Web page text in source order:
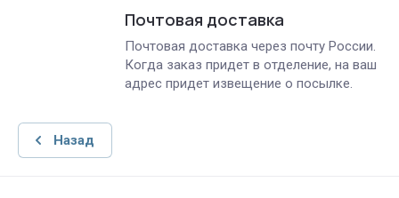
Почтовая доставка
Почтовая доставка через почту России.
Когда заказ придет в отделение, на ваш
адрес придет извещение о посылке.
Назад